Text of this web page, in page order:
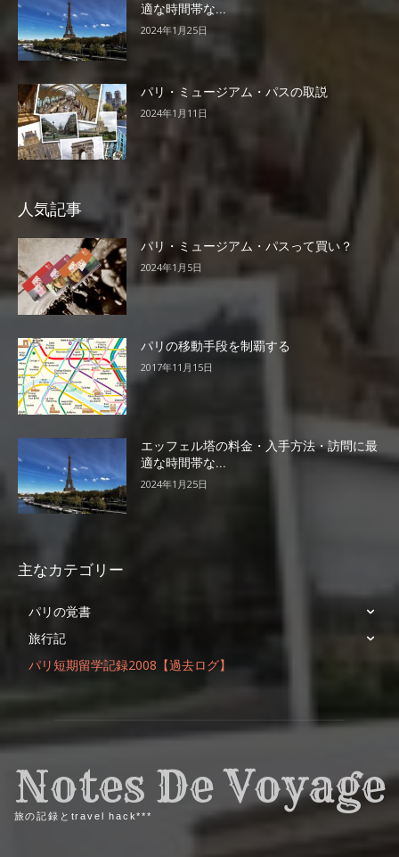
適な時間帯な...
2024年1月25日
パリ・ミュージアム・パスの取説
2024年1月11日
人気記事
パリ・ミュージアム・パスって買い？
2024年1月5日
パリの移動手段を制覇する
2017年11月15日
エッフェル塔の料金・入手方法・訪問に最
適な時間帯な...
2024年1月25日
主なカテゴリー
パリの覚書
旅行記
パリ短期留学記録2008【過去ログ】
Notes De Voyage
旅の記録とtravel hack***